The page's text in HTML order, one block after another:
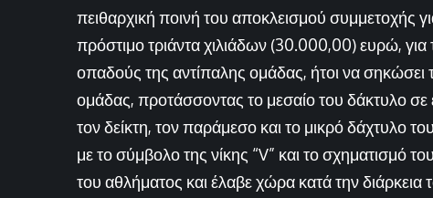
πειθαρχική ποινή του αποκλεισμού συμμετοχής
πρόστιμο τριάντα χιλιάδων (30.000,00) ευρώ,
οπαδούς της αντίπαλης ομάδας, ήτοι να σηκώσει
ομάδας, προτάσσοντας το μεσαίο του δάκτυλο σε
τον δείκτη, τον παράμεσο και το μικρό δάχτυλο
με το σύμβολο της νίκης “V” και το σχηματισμό
του αθλήματος και έλαβε χώρα κατά την